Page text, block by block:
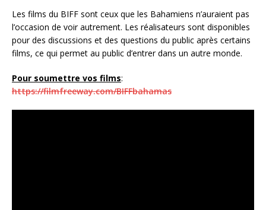
Les films du BIFF sont ceux que les Bahamiens n’auraient pas
l’occasion de voir autrement. Les réalisateurs sont disponibles
pour des discussions et des questions du public après certains
films, ce qui permet au public d’entrer dans un autre monde.
Pour soumettre vos films:
https://filmfreeway.com/BIFFbahamas